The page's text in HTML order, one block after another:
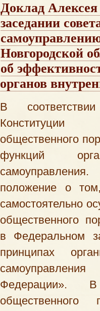
Доклад
заседании
Новгородской
об
органов
В
общественного
функций
положение о
самостоятельно
общественного
в Федеральном
принципах
Федерации».
общественного